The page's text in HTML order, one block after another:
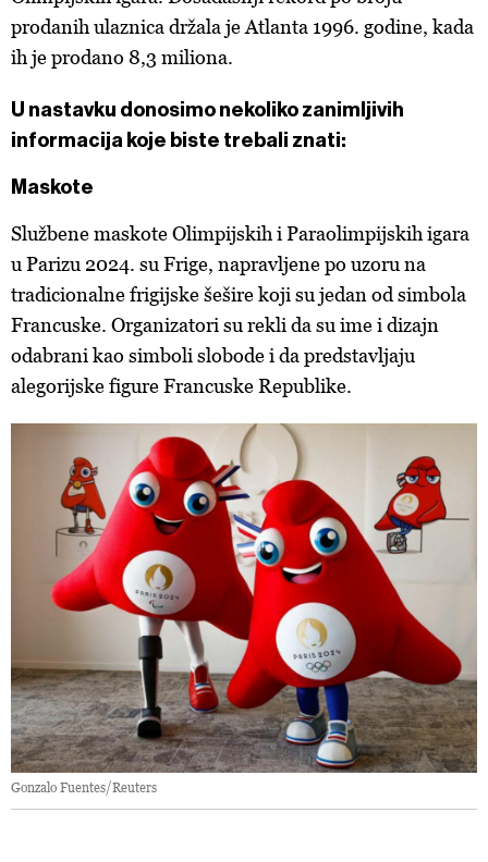
prodanih ulaznica držala je Atlanta 1996. godine, kada
ih je prodano 8,3 miliona.
U nastavku donosimo nekoliko zanimljivih
informacija koje biste trebali znati:
Maskote
Službene maskote Olimpijskih i Paraolimpijskih igara
u Parizu 2024. su Frige, napravljene po uzoru na
tradicionalne frigijske šešire koji su jedan od simbola
Francuske. Organizatori su rekli da su ime i dizajn
odabrani kao simboli slobode i da predstavljaju
alegorijske figure Francuske Republike.
Gonzalo Fuentes/Reuters